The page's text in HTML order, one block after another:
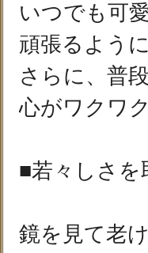
いつでも可
頑張るよう
さらに、普
心がワクワ
■若々しさを
鏡を見て老